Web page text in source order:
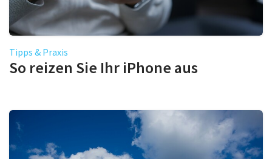
Tipps & Praxis
So reizen Sie Ihr iPhone aus